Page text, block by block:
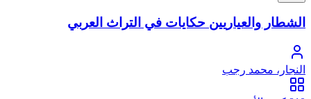
الشطار والعياريين حكايات في التراث العربي
النجار، محمد رجب